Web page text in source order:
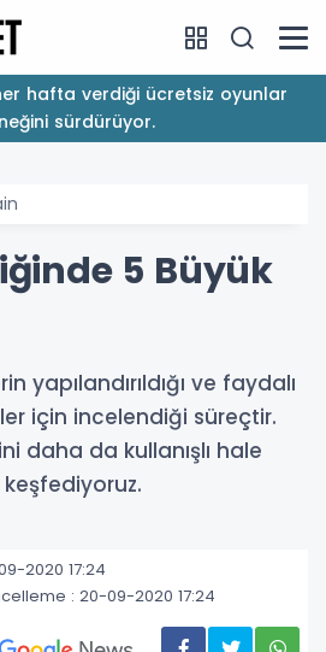
sürdürüyor.
5 Büyük
yapılandırıldığı ve faydalı
için incelendiği süreçtir.
daha da kullanışlı hale
2020 17:24
: 20-09-2020 17:24